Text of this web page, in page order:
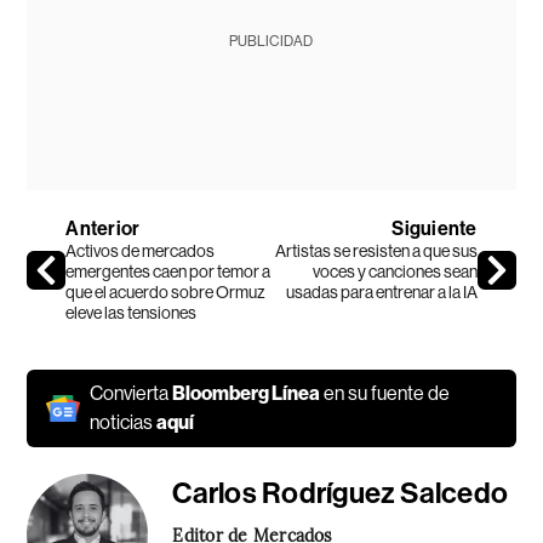
PUBLICIDAD
Anterior
Activos de mercados
emergentes caen por temor a
que el acuerdo sobre Ormuz
eleve las tensiones
Siguiente
Artistas se resisten a que sus
voces y canciones sean
usadas para entrenar a la IA
ConviertaBloomberg Líneaen su fuente de
noticiasaquí
Carlos Rodríguez Salcedo
Editor de Mercados